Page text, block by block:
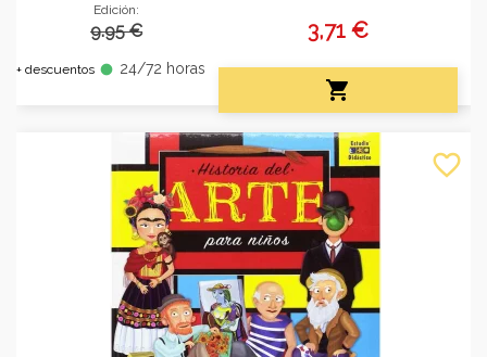
Edición:
9.95 €
+ descuentos fiber_manual_record 24/72 horas
3,71 €

favorite_border